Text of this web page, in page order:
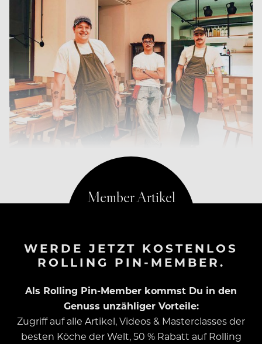
WERDE JETZT KOSTENLOS
ROLLING PIN-MEMBER.
Als Rolling Pin-Member kommst Du in den
Genuss unzähliger Vorteile:
Zugriff auf alle Artikel, Videos & Masterclasses der
besten Köche der Welt, 50 % Rabatt auf Rolling